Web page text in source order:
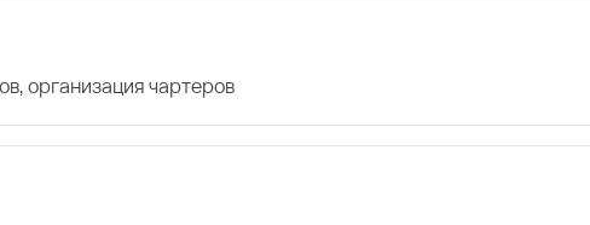
организация чартеров